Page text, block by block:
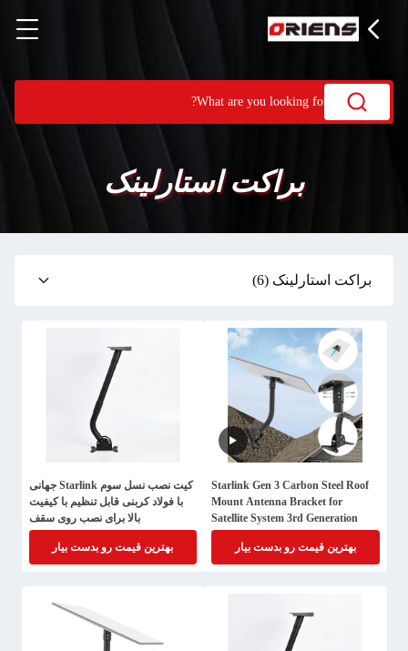
براکت استارلینک
براکت استارلینک (6)
Starlink Gen 3 Carbon Steel Roof
Mount Antenna Bracket for
Satellite System 3rd Generation
Bracket
بهترین قیمت رو بدست بیار
کیت نصب نسل سوم Starlink جهانی
با فولاد کربنی قابل تنظیم با کیفیت
بالا برای نصب روی سقف
بهترین قیمت رو بدست بیار